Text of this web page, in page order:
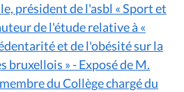
président de l'asbl « Sport et
de l'étude relative à «
et de l'obésité sur la
bruxellois » - Exposé de M.
du Collège chargé du